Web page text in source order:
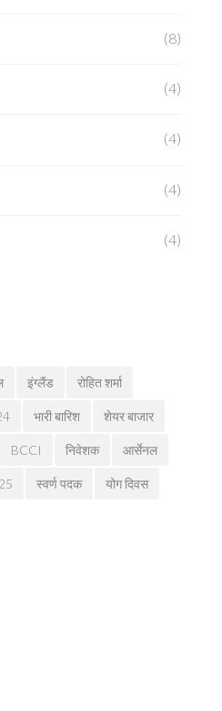
(8)
(4)
(4)
(4)
(4)
इंग्लैंड रोहित शर्मा
भारी बारिश शेयर बाजार
BCCI निवेशक आर्सेनल
स्वर्ण पदक योग दिवस